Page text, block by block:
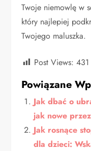
Twoje niemowlę w
który najlepiej
Twojego maluszka.
Post Views: 431
Powiązane
Jak dbać o
jak nowe
Jak rosnące
dla dzieci: